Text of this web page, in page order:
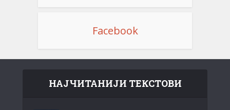
Facebook
НАЈЧИТАНИЈИ ТЕКСТОВИ